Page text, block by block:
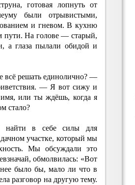
готовая лопнуть от
были отрывистыми,
и гневом. В кухню
пути. На голове — старый,
а глаза пылали обидой и
всё решать единолично? —
— Я вот сижу и
или ты ждёшь, когда я
стало?
найти в себе силы для
участке, который мы
Мы обсуждали это
обмолвилась: «Вот
было бы, мало ли что в
разговор на другую тему.